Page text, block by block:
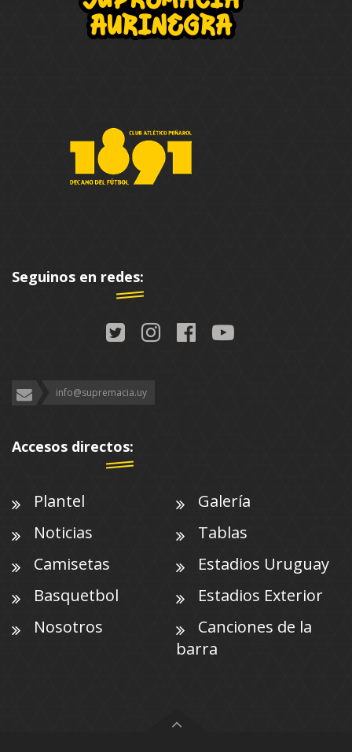
Seguinos en redes:
info@supremacia.uy
Accesos directos:
Plantel
Galería
Noticias
Tablas
Camisetas
Estadios Uruguay
Basquetbol
Estadios Exterior
Nosotros
Canciones de la
barra